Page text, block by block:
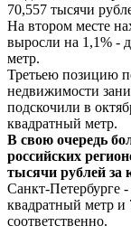
70,557 тысячи
На втором месте
выросли на 1,1% -
метр.
Третьею позицию
недвижимости
подскочили в
квадратный метр.
В свою очередь
российских
тысячи рублей за
Санкт-Петербурге
квадратный метр и
соответственно.